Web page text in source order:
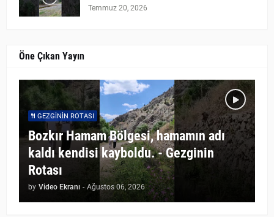
Temmuz 20, 2026
Öne Çıkan Yayın
GEZGININ ROTASI
Bozkır Hamam Bölgesi, hamamın adı
kaldı kendisi kayboldu. - Gezginin
Rotası
by Video Ekranı - Ağustos 06, 2026